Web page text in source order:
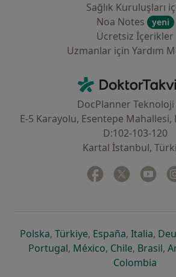
Sağlık Kuruluşları
Noa Notes
yeni
Ücretsiz İçerikler
Uzmanlar için Yardım
DocPlanner Teknoloji
E-5 Karayolu, Esentepe Mahallesi,
D:102-103-120
Kartal İstanbul,
Facebook
yeni birTwitter
yeni bir
Polskayeni bir sekmede açılır
, Türkiyeyeni bir sekmede
, Españayeni bir
, Italiayeni
,
Portugalyeni bir sekmede açılır
, Méxicoyeni bir
, Chileyeni bir
, Brasil,
Colombia